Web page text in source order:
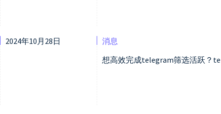
2024年10月28日
消息
想高效完成telegram筛选活跃？